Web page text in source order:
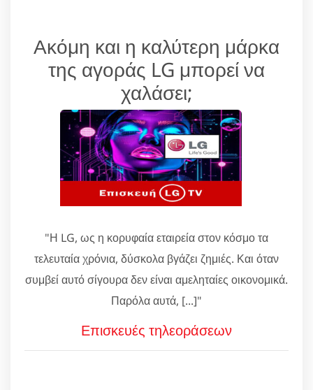
Ακόμη και η καλύτερη μάρκα
της αγοράς LG μπορεί να
χαλάσει;
"Η LG, ως η κορυφαία εταιρεία στον κόσμο τα
τελευταία χρόνια, δύσκολα βγάζει ζημιές. Και όταν
συμβεί αυτό σίγουρα δεν είναι αμεληταίες οικονομικά.
Παρόλα αυτά, [...]"
Επισκευές τηλεοράσεων